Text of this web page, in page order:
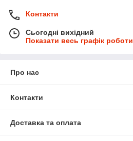
Контакти
Сьогодні вихідний
Показати весь графік роботи
Про нас
Контакти
Доставка та оплата